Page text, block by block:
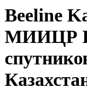
Beeline
МИИЦР